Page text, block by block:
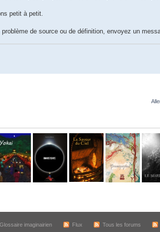
petit à petit.
de source ou de définition, envoyez un
Glossaire imaginairien Flux Tous les forums